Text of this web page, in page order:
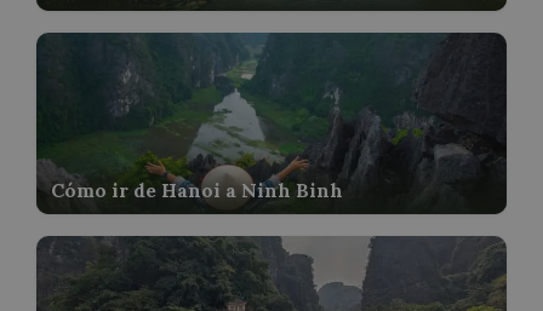
Cómo ir de Hanoi a Ninh Binh